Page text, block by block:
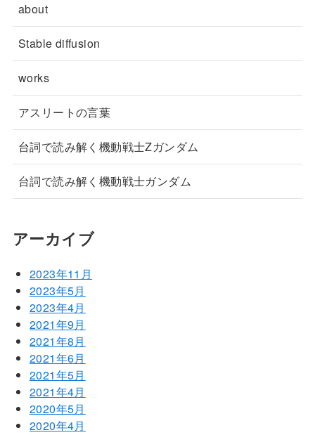
about
Stable diffusion
works
アスリートの言葉
台詞で読み解く機動戦士Zガンダム
台詞で読み解く機動戦士ガンダム
アーカイブ
2023年11月
2023年5月
2023年4月
2021年9月
2021年8月
2021年6月
2021年5月
2021年4月
2020年5月
2020年4月